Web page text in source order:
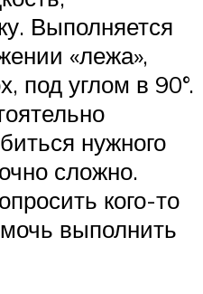
Выполняется
«лежа»,
под углом в 90°.
нужного
сложно.
кого-то
выполнить